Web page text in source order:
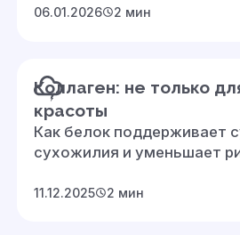
06.01.2026 2 мин
Коллаген: не только
красоты
Как белок поддерживает
сухожилия и уменьшает
11.12.2025 2 мин